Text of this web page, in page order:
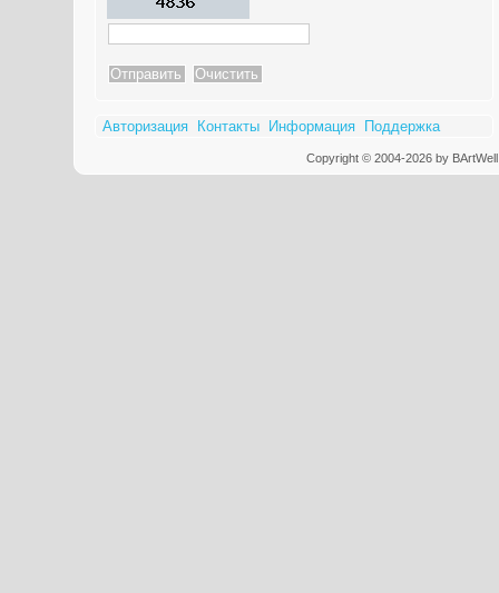
Авторизация Контакты Информация Поддержка
Copyright © 2004-2026 by BArtWell